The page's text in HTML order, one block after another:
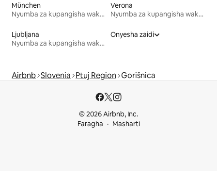
München
Nyumba za kupangisha wakati wa likizo
Verona
Nyumba za kupangisha wakati wa likizo
Ljubljana
Nyumba za kupangisha wakati wa likizo
Onyesha zaidi
Airbnb Slovenia Ptuj Region Gorišnica
© 2026 Airbnb, Inc.
Faragha
Masharti